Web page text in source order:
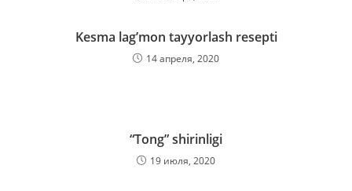
Kesma lag’mon tayyorlash resepti
14 апреля, 2020
“Tong” shirinligi
19 июля, 2020